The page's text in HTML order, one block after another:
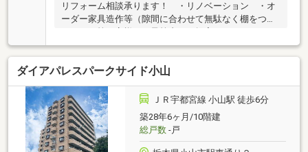
リフォーム相談承ります！ ・リノベーション ・オ
ーダー家具造作等（隙間に合わせて無駄なく棚をつく
ーンに不安のある方 どんな内容でもお気軽にご相談
ください！ ・転職して間もない、勤続年数に不安が
ある ・自分がどのくらいのローンを組めるのか知り
たい等◇全居室収納あり◇周辺はスーパー、コンビ
ニ、ドラッグストア等揃う便利立地！飲食店も多く住
みやすい環境です！◇周辺環境・小山市立城東小学校
まで約1000ｍ・小山市立第三中学校まで約1000ｍ・セ
ブンイレブン小山犬塚１丁目店まで約470ｍ・フード
オアシスオータニ小山店まで約420ｍ
ダイアパレスパークサイド小山
ＪＲ宇都宮線 小山駅 徒歩6分
築28年6ヶ月/10階建
総戸数-戸